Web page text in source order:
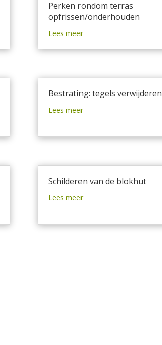
Perken rondom terras
opfrissen/onderhouden
Lees meer
Bestrating: tegels verwijderen
Lees meer
Schilderen van de blokhut
Lees meer